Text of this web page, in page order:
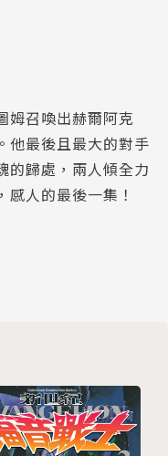
姆召喚出赫爾阿克
他最後且最大的對手
的歸處，兩人傾全力
人的最後一集！